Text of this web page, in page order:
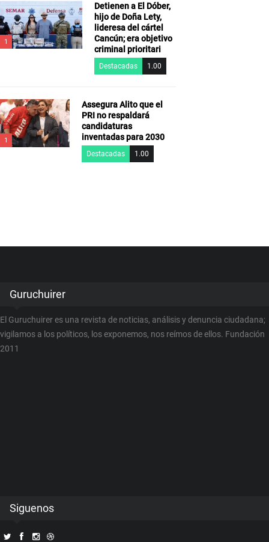
1
Detienen a El Dóber,
hijo de Doña Lety,
lideresa del cártel
Cancún; era objetivo
criminal prioritari
Destacadas 1.00
1
Assegura Alito que el
PRI no respaldará
candidaturas
inventadas para 2030
Destacadas 1.00
Guruchuirer
El Guruchuirer es una revista de noticias, análisis y denuncia ciudadana;
vigilamos a los políticos, los exponemos, nos reímos de ellos. Fundación
2011
Siguenos